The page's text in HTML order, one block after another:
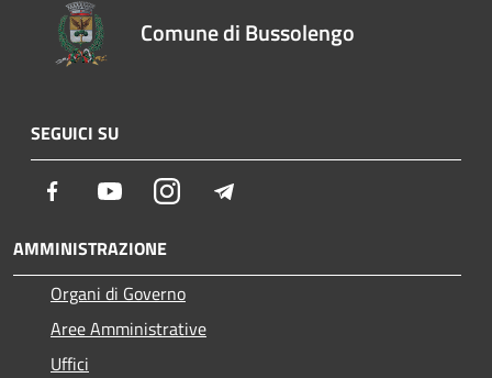
Comune di Bussolengo
SEGUICI SU
Facebook YoutubeInstagram
AMMINISTRAZIONE
Organi di Governo
Aree Amministrative
Uffici